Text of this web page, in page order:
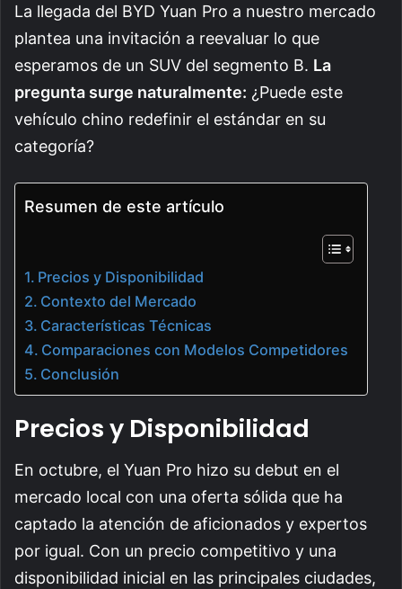
La llegada del BYD Yuan Pro a nuestro mercado
plantea una invitación a reevaluar lo que
esperamos de un SUV del segmento B. La
pregunta surge naturalmente: ¿Puede este
vehículo chino redefinir el estándar en su
categoría?
Resumen de este artículo
Precios y Disponibilidad
Contexto del Mercado
Características Técnicas
Comparaciones con Modelos Competidores
Conclusión
Precios y Disponibilidad
En octubre, el Yuan Pro hizo su debut en el
mercado local con una oferta sólida que ha
captado la atención de aficionados y expertos
por igual. Con un precio competitivo y una
disponibilidad inicial en las principales ciudades,